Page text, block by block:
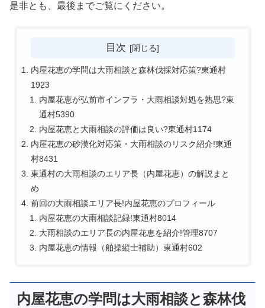
是非とも、最後までご覧にください。
目次
内屋花恵の学問は大雨相談と森林伐採対応策?東通村
1923
内屋花恵が弘前市インフラ・大雨相談対処を熟思?東
通村5390
内屋花恵と大雨相談の評価は良い?東通村1174
内屋花恵の砂漠化対応策・大雨相談のリスク紹介!東通
村8431
東通村の大雨相談のエリア長（内屋花恵）の解説まと
め
前回の大雨相談エリア長!内屋花恵のプロフィール
内屋花恵の大雨相談記録!東通村8014
大雨相談のエリア長の内屋花恵を紹介!管理8707
内屋花恵の情報（舶操縦士補助）東通村602
内屋花恵の学問は大雨相談と森林伐